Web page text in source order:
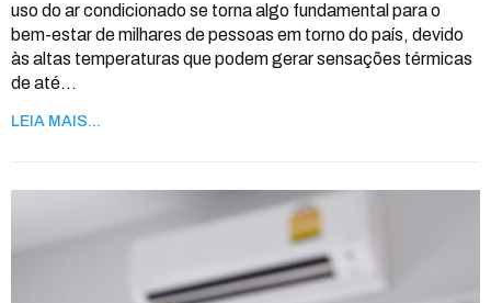
uso do ar condicionado se torna algo fundamental para o
bem-estar de milhares de pessoas em torno do país, devido
às altas temperaturas que podem gerar sensações térmicas
de até…
LEIA MAIS...